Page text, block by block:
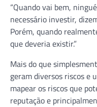
“Quando vai bem,
necessário investir,
Porém, quando
que deveria existir.”
Mais do que
geram diversos riscos e
mapear os riscos que
reputação e